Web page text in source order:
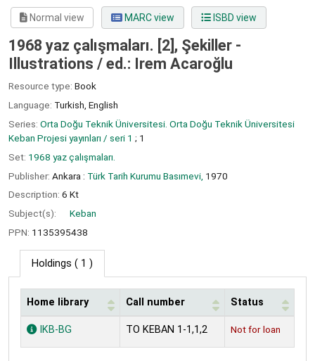
Normal view MARC view ISBD view
1968 yaz çalışmaları. [2], Şekiller -
Illustrations / ed.: Irem Acaroğlu
Resource type: Book
Language: Turkish English
Series: Orta Doğu Teknik Üniversitesi. Orta Doğu Teknik Üniversitesi
Keban Projesi yayınları / seri 1 ; 1
Set: 1968 yaz çalışmaları.
Publisher: Ankara : Türk Tarih Kurumu Basımevi, 1970
Description: 6 Kt
Subject(s):
Keban
PPN: 1135395438
Holdings ( 1 )
Holdings
Home library Call number Status
IKB-BG TO KEBAN 1-1,1,2 Not for loan